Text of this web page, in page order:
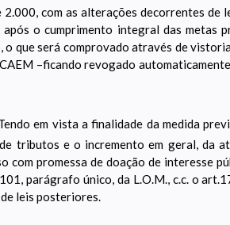
2.000, com as alterações decorrentes
após o cumprimento integral das
o que será comprovado através de
–ficando revogado
em vista a finalidade da medida
tributos e o incremento em geral, da
com promessa de doação de interesse
parágrafo único, da L.O.M., c.c. o
leis posteriores.